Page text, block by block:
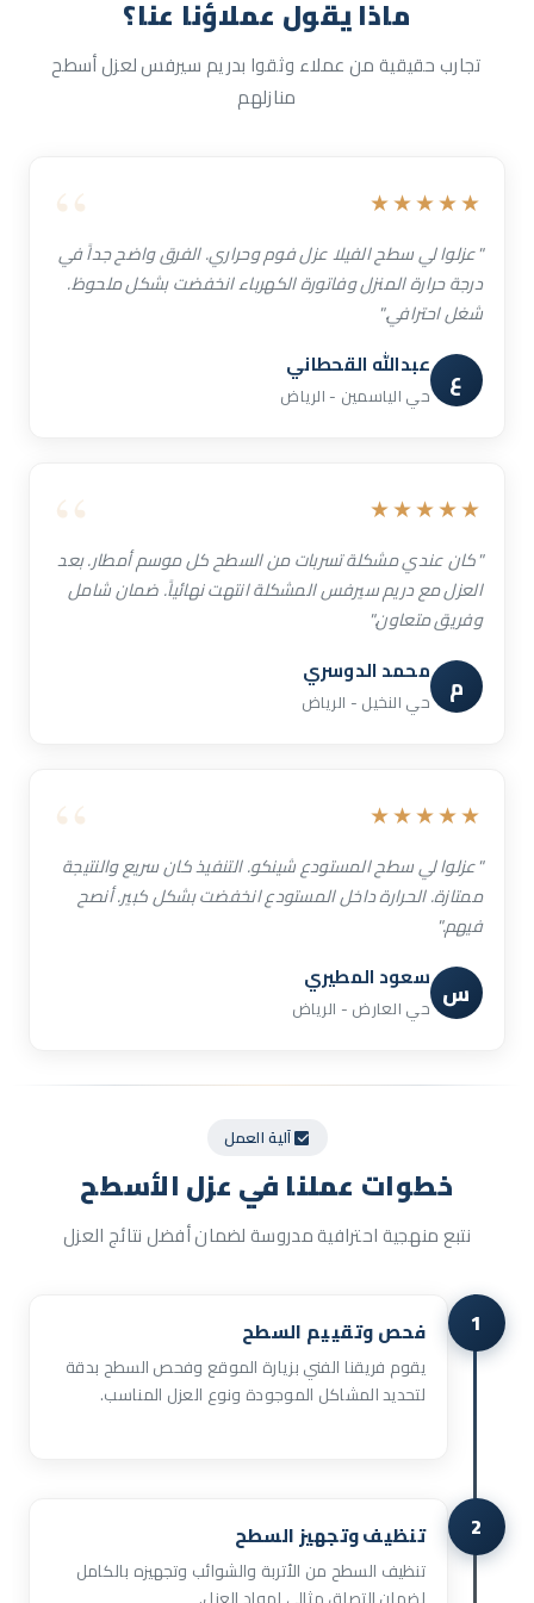
ماذا يقول عملاؤنا عنا؟
تجارب حقيقية من عملاء وثقوا بدريم سيرفس لعزل أسطح
منازلهم
★★★★★
"عزلوا لي سطح الفيلا عزل فوم وحراري. الفرق واضح جداً في
درجة حرارة المنزل وفاتورة الكهرباء انخفضت بشكل ملحوظ.
شغل احترافي."
ع عبدالله القحطاني
حي الياسمين - الرياض
★★★★★
"كان عندي مشكلة تسربات من السطح كل موسم أمطار. بعد
العزل مع دريم سيرفس المشكلة انتهت نهائياً. ضمان شامل
وفريق متعاون."
م محمد الدوسري
حي النخيل - الرياض
★★★★★
"عزلوا لي سطح المستودع شينكو. التنفيذ كان سريع والنتيجة
ممتازة. الحرارة داخل المستودع انخفضت بشكل كبير. أنصح
فيهم."
س سعود المطيري
حي العارض - الرياض
آلية العمل
خطوات عملنافي عزل الأسطح
نتبع منهجية احترافية مدروسة لضمان أفضل نتائج العزل
1 فحص وتقييم السطح
يقوم فريقنا الفني بزيارة الموقع وفحص السطح بدقة
لتحديد المشاكل الموجودة ونوع العزل المناسب.
2 تنظيف وتجهيز السطح
تنظيف السطح من الأتربة والشوائب وتجهيزه بالكامل